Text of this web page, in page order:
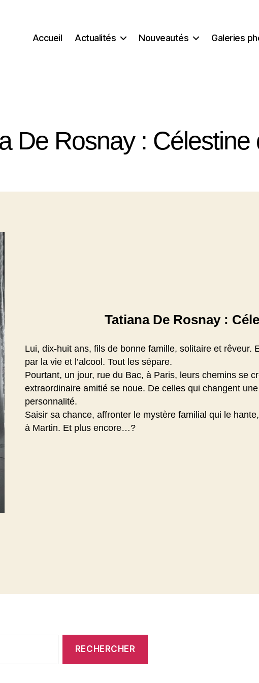
Accueil Actualités Nouveautés Galeries
De Rosnay : Célestine
Tatiana De Rosnay :
Lui, dix-huit ans, fils de bonne famille, solitaire et rêveur.
par la vie et l’alcool. Tout les sépare.
Pourtant, un jour, rue du Bac, à Paris, leurs chemins se
extraordinaire amitié se noue. De celles qui changent
personnalité.
Saisir sa chance, affronter le mystère familial qui le
à Martin. Et plus encore…?